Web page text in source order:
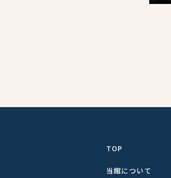
TOP
当館について